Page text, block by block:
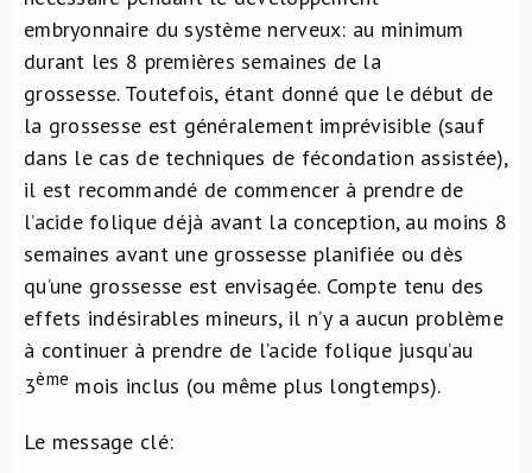
embryonnaire du système nerveux: au minimum
durant les 8 premières semaines de la
grossesse. Toutefois, étant donné que le début de
la grossesse est généralement imprévisible (sauf
dans le cas de techniques de fécondation assistée),
il est recommandé de commencer à prendre de
l’acide folique déjà avant la conception, au moins 8
semaines avant une grossesse planifiée ou dès
qu’une grossesse est envisagée. Compte tenu des
effets indésirables mineurs, il n’y a aucun problème
à continuer à prendre de l’acide folique jusqu’au
3ème mois inclus (ou même plus longtemps).
Le message clé: